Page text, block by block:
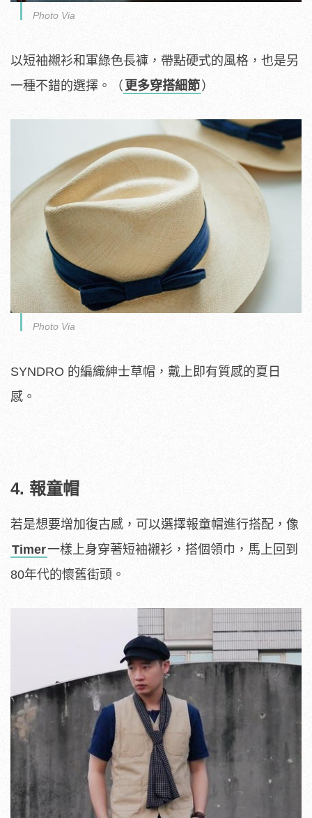
Photo Via
以短袖襯衫和軍綠色長褲，帶點硬式的風格，也是另
一種不錯的選擇。（ 更多穿搭細節 ）
Photo Via
SYNDRO 的編織紳士草帽，戴上即有質感的夏日
感。
4. 報童帽
若是想要增加復古感，可以選擇報童帽進行搭配，像
Timer一樣上身穿著短袖襯衫，搭個領巾，馬上回到
80年代的懷舊街頭。